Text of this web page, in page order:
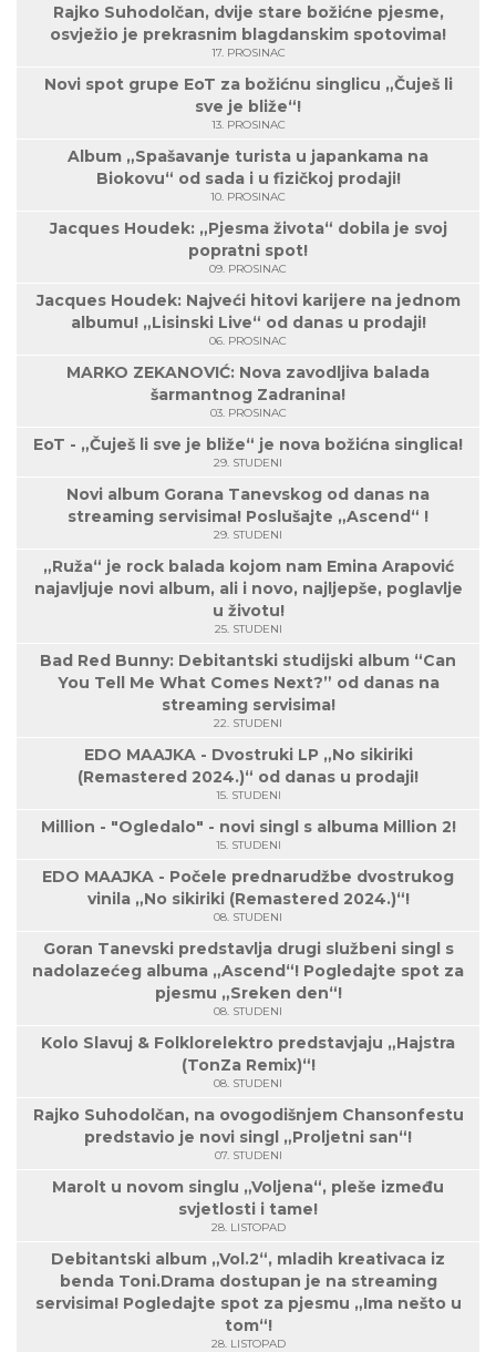
Rajko Suhodolčan, dvije stare božićne pjesme,
osvježio je prekrasnim blagdanskim spotovima!
17. PROSINAC
Novi spot grupe EoT za božićnu singlicu „Čuješ li
sve je bliže“!
13. PROSINAC
Album „Spašavanje turista u japankama na
Biokovu“ od sada i u fizičkoj prodaji!
10. PROSINAC
Jacques Houdek: „Pjesma života“ dobila je svoj
popratni spot!
09. PROSINAC
Jacques Houdek: Najveći hitovi karijere na jednom
albumu! „Lisinski Live“ od danas u prodaji!
06. PROSINAC
MARKO ZEKANOVIĆ: Nova zavodljiva balada
šarmantnog Zadranina!
03. PROSINAC
EoT - „Čuješ li sve je bliže“ je nova božićna singlica!
29. STUDENI
Novi album Gorana Tanevskog od danas na
streaming servisima! Poslušajte „Ascend“ !
29. STUDENI
„Ruža“ je rock balada kojom nam Emina Arapović
najavljuje novi album, ali i novo, najljepše, poglavlje
u životu!
25. STUDENI
Bad Red Bunny: Debitantski studijski album “Can
You Tell Me What Comes Next?” od danas na
streaming servisima!
22. STUDENI
EDO MAAJKA - Dvostruki LP „No sikiriki
(Remastered 2024.)“ od danas u prodaji!
15. STUDENI
Million - "Ogledalo" - novi singl s albuma Million 2!
15. STUDENI
EDO MAAJKA - Počele prednarudžbe dvostrukog
vinila „No sikiriki (Remastered 2024.)“!
08. STUDENI
Goran Tanevski predstavlja drugi službeni singl s
nadolazećeg albuma „Ascend“! Pogledajte spot za
pjesmu „Sreken den“!
08. STUDENI
Kolo Slavuj & Folklorelektro predstavjaju „Hajstra
(TonZa Remix)“!
08. STUDENI
Rajko Suhodolčan, na ovogodišnjem Chansonfestu
predstavio je novi singl „Proljetni san“!
07. STUDENI
Marolt u novom singlu „Voljena“, pleše između
svjetlosti i tame!
28. LISTOPAD
Debitantski album „Vol.2“, mladih kreativaca iz
benda Toni.Drama dostupan je na streaming
servisima! Pogledajte spot za pjesmu „Ima nešto u
tom“!
28. LISTOPAD